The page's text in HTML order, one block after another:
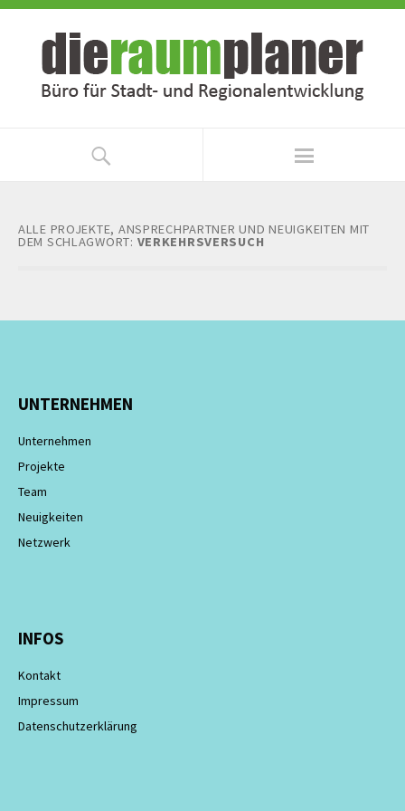
Zum
springen
Zur
springen
ALLE PROJEKTE, ANSPRECHPARTNER UND NEUIGKEITEN MIT
DEM SCHLAGWORT: VERKEHRSVERSUCH
UNTERNEHMEN
Unternehmen
Projekte
Team
Neuigkeiten
Netzwerk
INFOS
Kontakt
Impressum
Datenschutzerklärung